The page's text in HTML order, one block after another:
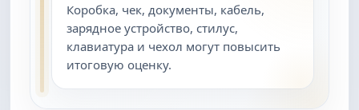
Коробка, чек, документы, кабель,
зарядное устройство, стилус,
клавиатура и чехол могут повысить
итоговую оценку.